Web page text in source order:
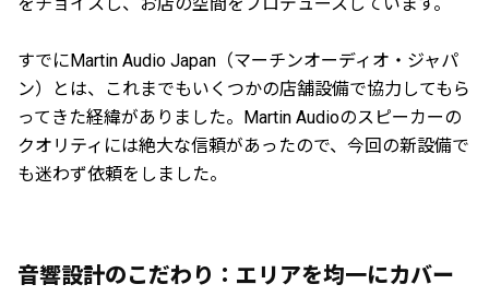
すでにMartin Audio Japan（マーチンオーディオ・ジャパ
ン）とは、これまでもいくつかの店舗設備で協力してもら
ってきた経緯がありました。Martin Audioのスピーカーの
クオリティには絶大な信頼があったので、今回の新設備で
も迷わず依頼をしました。
音響設計のこだわり：エリアを均一にカバー